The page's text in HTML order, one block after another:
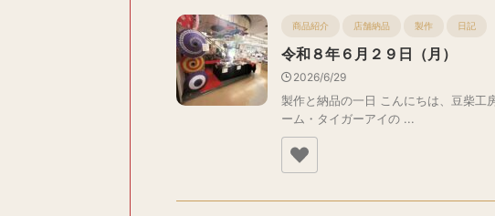
商品紹介 店舗納品 製作 日記
令和８年６月２９日（月）
2026/6/29
製作と納品の一日 こんにちは、豆柴工
ーム・タイガーアイの ...